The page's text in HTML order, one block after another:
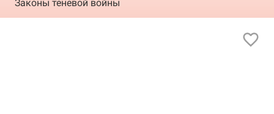
Законы теневой войны